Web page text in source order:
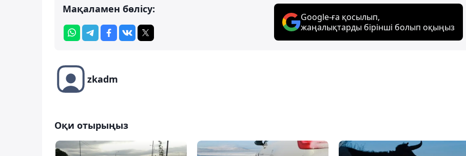
Мақаламен бөлісу:
Google-ға қосылып,
жаңалықтарды бірінші болып оқыңыз
zkadm
Оқи отырыңыз